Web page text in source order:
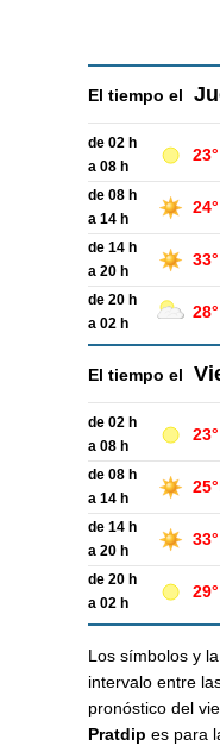
El tiempo el
de 02 h
a 08 h
23°
de 08 h
a 14 h
24°
de 14 h
a 20 h
33°
de 20 h
a 02 h
28°
El tiempo el
de 02 h
a 08 h
23°
de 08 h
a 14 h
25°
de 14 h
a 20 h
33°
de 20 h
a 02 h
29°
Los símbolos y
intervalo entre
pronóstico del
Pratdip es para